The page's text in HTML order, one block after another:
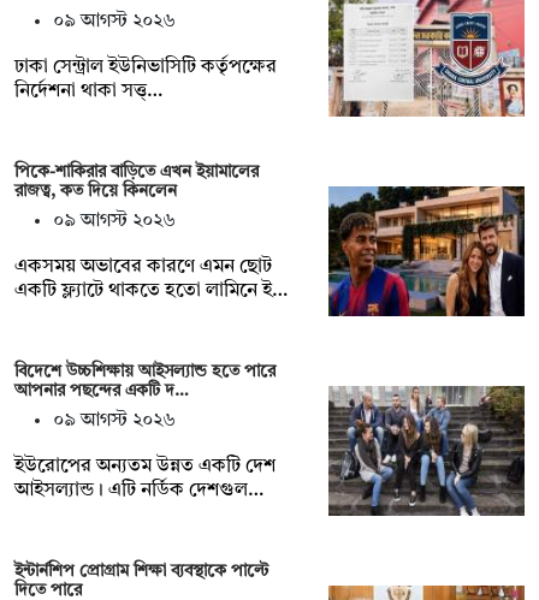
০৯ আগস্ট ২০২৬
‎ঢাকা সেন্ট্রাল ইউনিভাসিটি কর্তৃপক্ষের
নির্দেশনা থাকা সত্ত্…
পিকে-শাকিরার বাড়িতে এখন ইয়ামালের
রাজত্ব, কত দিয়ে কিনলেন
০৯ আগস্ট ২০২৬
একসময় অভাবের কারণে এমন ছোট
একটি ফ্ল্যাটে থাকতে হতো লামিনে ই…
বিদেশে উচ্চশিক্ষায় আইসল্যান্ড হতে পারে
আপনার পছন্দের একটি দ…
০৯ আগস্ট ২০২৬
ইউরোপের অন্যতম উন্নত একটি দেশ
আইসল্যান্ড। এটি নর্ডিক দেশগুল…
ইন্টার্নশিপ প্রোগ্রাম শিক্ষা ব্যবস্থাকে পাল্টে
দিতে পারে